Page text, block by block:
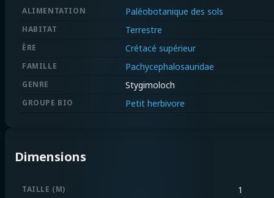
ALIMENTATION Paléobotanique des sols
HABITAT Terrestre
ÈRE Crétacé supérieur
FAMILLE Pachycephalosauridae
GENRE Stygimoloch
GROUPE BIO Petit herbivore
Dimensions
TAILLE (M) 1